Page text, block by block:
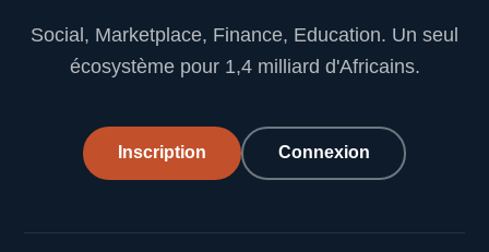
Social, Marketplace, Finance, Education. Un seul
écosystème pour 1,4 milliard d'Africains.
Inscription Connexion